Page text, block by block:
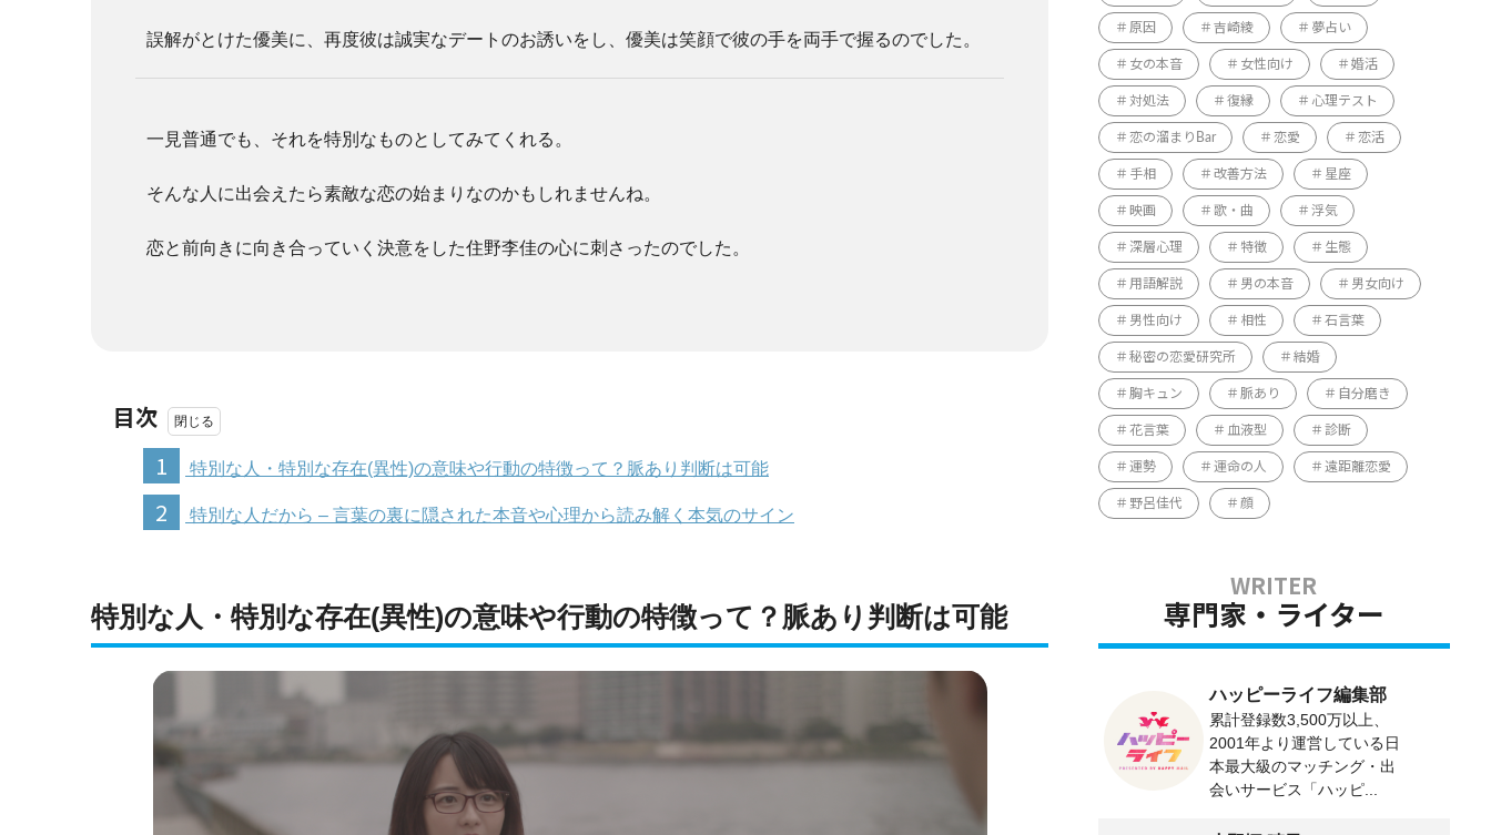
誤解がとけた優美に、再度彼は誠実なデートのお誘いをし、優美は笑顔で彼の手を両手で握るのでした。
一見普通でも、それを特別なものとしてみてくれる。
そんな人に出会えたら素敵な恋の始まりなのかもしれませんね。
恋と前向きに向き合っていく決意をした住野李佳の心に刺さったのでした。
目次
1
特別な人・特別な存在(異性)の意味や行動の特徴って？脈あり判断は可能
2 特別な人だから – 言葉の裏に隠された本音や心理から読み解く本気のサイン
特別な人・特別な存在(異性)の意味や行動の特徴って？脈あり判断は可能
原因 吉崎綾 夢占い
女の本音 女性向け 婚活
対処法 復縁 心理テスト
恋の溜まりBar 恋愛 恋活
手相 改善方法 星座
映画 歌・曲 浮気
深層心理 特徴 生態
用語解説 男の本音 男女向け
男性向け 相性 石言葉
秘密の恋愛研究所 結婚
胸キュン 脈あり 自分磨き
花言葉 血液型 診断
運勢 運命の人 遠距離恋愛
野呂佳代 顔
専門家・ライター
ハッピーライフ編集部
累計登録数3,500万以上、
2001年より運営している日
本最大級のマッチング・出
会いサービス「ハッピ...